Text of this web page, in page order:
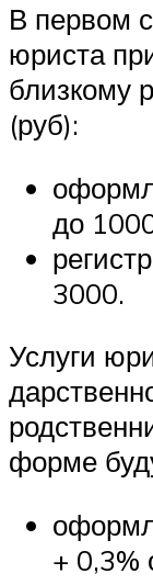
В первом
юриста
близкому
(руб):
до
3000.
Услуги
форме
+ 0,3%